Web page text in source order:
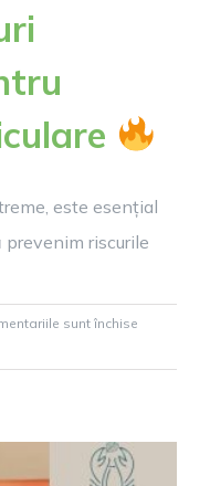
este esențial
riscurile
sunt închise
Măsuri